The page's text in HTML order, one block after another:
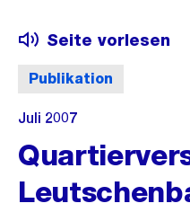
Publikation
Seite vorlesen
Juli 2007